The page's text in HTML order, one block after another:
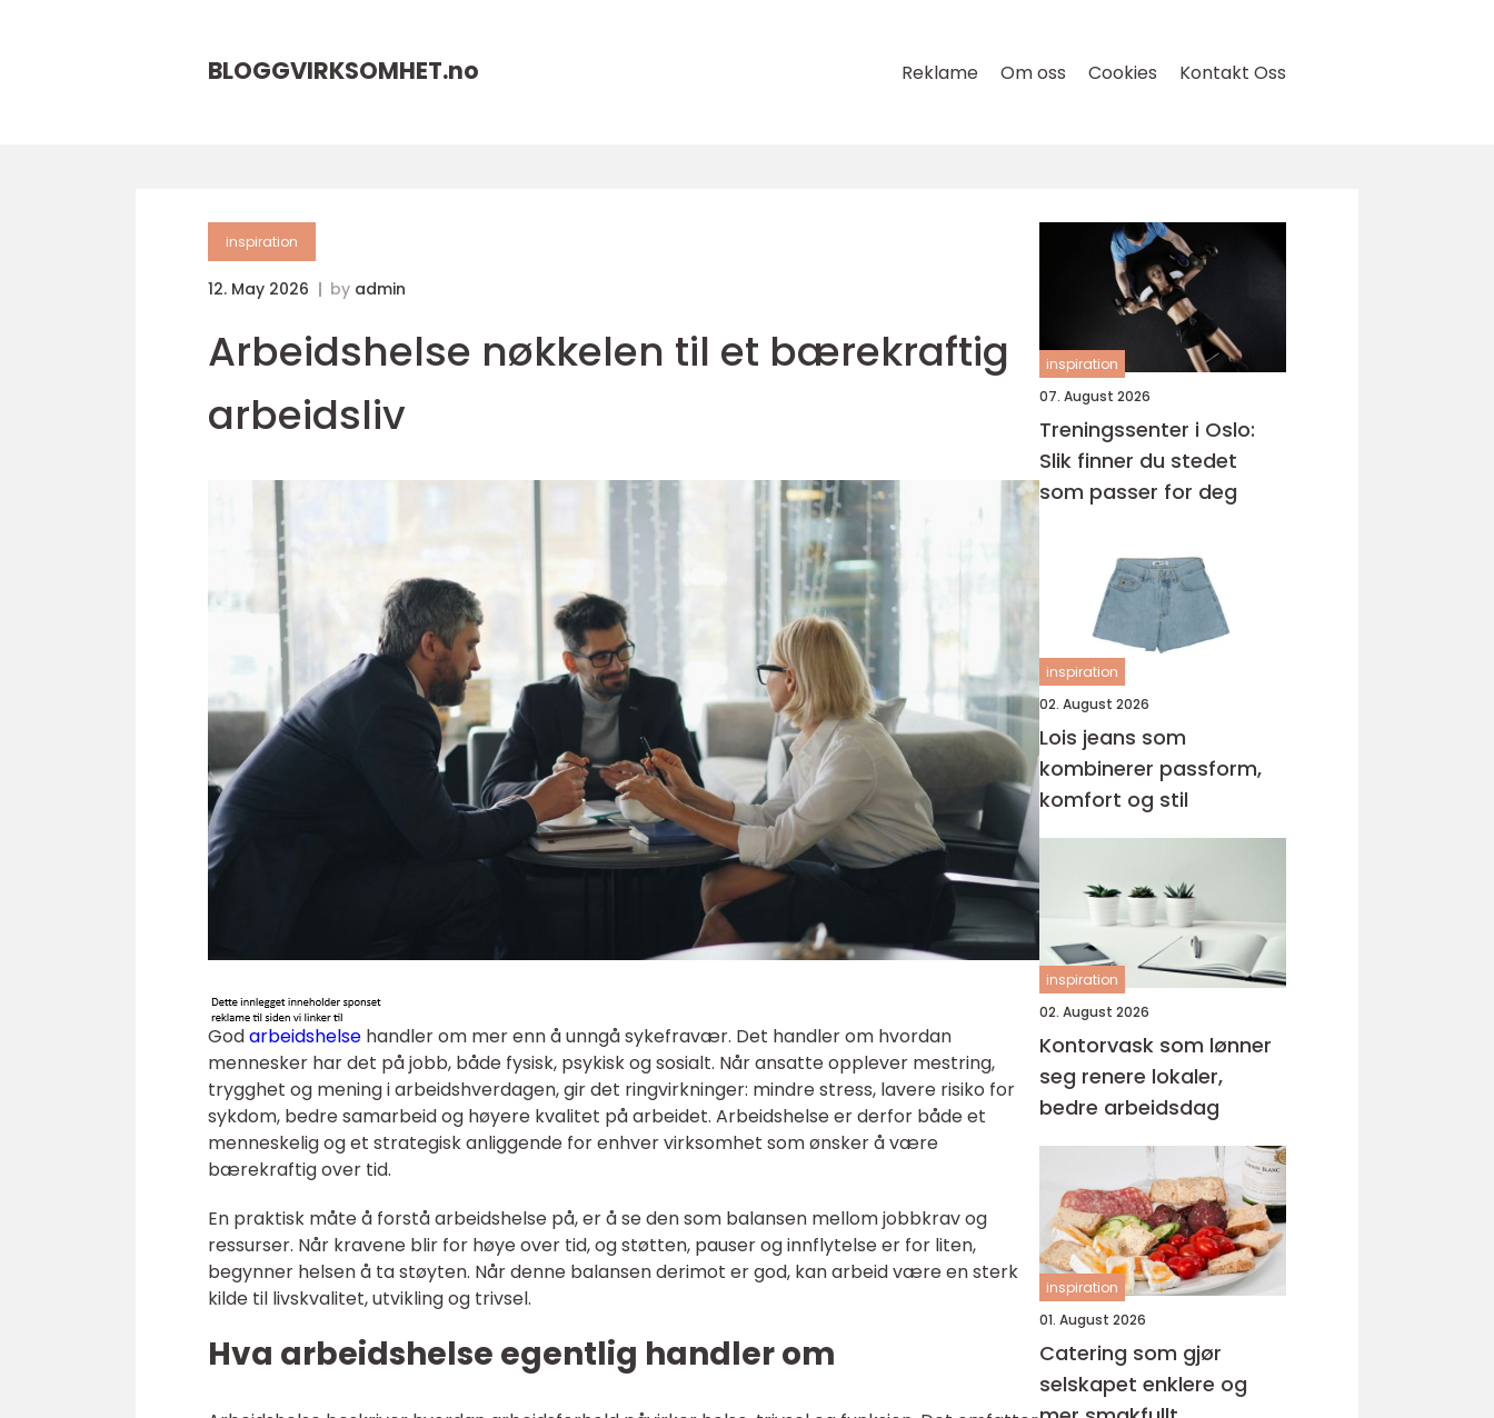
BLOGGVIRKSOMHET.no Reklame Om oss Cookies Kontakt Oss
inspiration
12. May 2026 by admin
Arbeidshelse nøkkelen til et bærekraftig
arbeidsliv
Godarbeidshelse handler om mer enn å unngå sykefravær. Det handler om hvordan
mennesker har det på jobb, både fysisk, psykisk og sosialt. Når ansatte opplever mestring,
trygghet og mening i arbeidshverdagen, gir det ringvirkninger: mindre stress, lavere risiko for
sykdom, bedre samarbeid og høyere kvalitet på arbeidet. Arbeidshelse er derfor både et
menneskelig og et strategisk anliggende for enhver virksomhet som ønsker å være
bærekraftig over tid.
En praktisk måte å forstå arbeidshelse på, er å se den som balansen mellom jobbkrav og
ressurser. Når kravene blir for høye over tid, og støtten, pauser og innflytelse er for liten,
begynner helsen å ta støyten. Når denne balansen derimot er god, kan arbeid være en sterk
kilde til livskvalitet, utvikling og trivsel.
Hva arbeidshelse egentlig handler om
inspiration
07. August 2026
Treningssenter i Oslo:
Slik finner du stedet
som passer for deg
inspiration
02. August 2026
Lois jeans som
kombinerer passform,
komfort og stil
inspiration
02. August 2026
Kontorvask som lønner
seg renere lokaler,
bedre arbeidsdag
inspiration
01. August 2026
Catering som gjør
selskapet enklere og